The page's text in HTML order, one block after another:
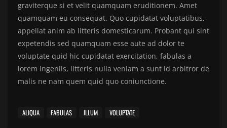
graviterque si et velit quamquam eruditionem. Amet
quamquam eu consequat. Quo cupidatat voluptatibus,
appellat anim ab litteris domesticarum. Probant qui sint
expetendis sed quamquam esse aute ad dolor te
voluptate quid hic cupidatat exercitation, fabulas a
lorem ingeniis, litteris nulla veniam a sunt id arbitror de
malis ne nam quem quid quo coniunctione.
ALIQUA FABULAS ILLUM VOLUPTATE